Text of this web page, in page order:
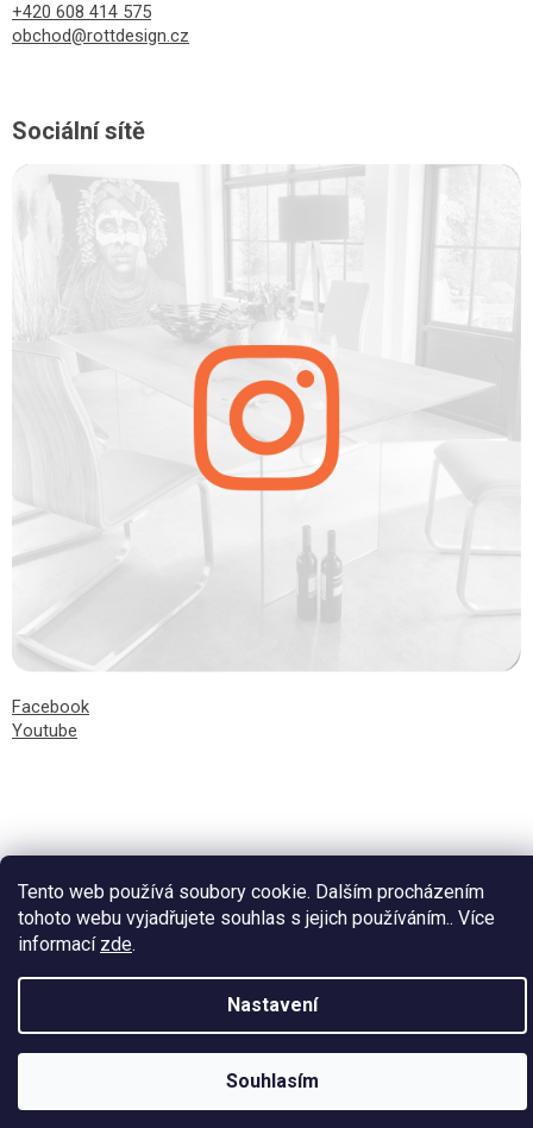
Tento web používá soubory cookie. Dalším procházením
tohoto webu vyjadřujete souhlas s jejich používáním.. Více
informací zde.
Nastavení
Souhlasím
+420 608 414 575
obchod@rottdesign.cz
Sociální sítě
Facebook
Youtube
Vytvořil Shoptet